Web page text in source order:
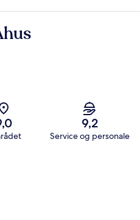
9,2
Service og personale